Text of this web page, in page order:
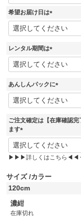
希望お届け日は
(
必
)
レンタル期間は
(
必
)
あんしんパックに
(
必
)
ご注文確定は【在庫確認
ます
(
必
須
▶▶▶詳しくはこちら
サイズ カラー
120cm
濃紺
在庫切れ